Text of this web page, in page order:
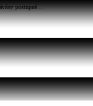
postupně...